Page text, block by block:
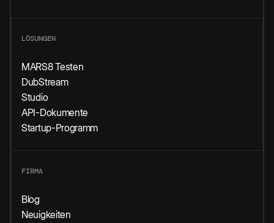
LÖSUNGEN
MARS8 Testen
DubStream
Studio
API-Dokumente
Startup-Programm
FIRMA
Blog
Neuigkeiten